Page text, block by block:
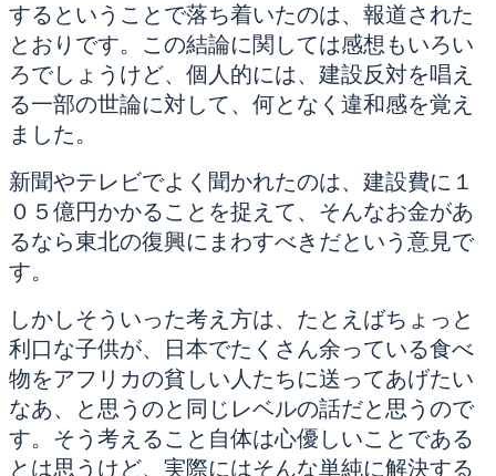
するということで落ち着いたのは、報道された
とおりです。この結論に関しては感想もいろい
ろでしょうけど、個人的には、建設反対を唱え
る一部の世論に対して、何となく違和感を覚え
ました。
新聞やテレビでよく聞かれたのは、建設費に１
０５億円かかることを捉えて、そんなお金があ
るなら東北の復興にまわすべきだという意見で
す。
しかしそういった考え方は、たとえばちょっと
利口な子供が、日本でたくさん余っている食べ
物をアフリカの貧しい人たちに送ってあげたい
なあ、と思うのと同じレベルの話だと思うので
す。そう考えること自体は心優しいことである
とは思うけど、実際にはそんな単純に解決する